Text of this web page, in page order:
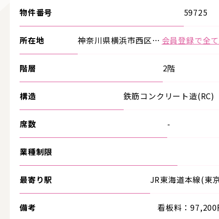
物件番号 59725
所在地 神奈川県横浜市西区… 会員登録で全
階層 2階
構造 鉄筋コンクリート造(RC)
席数 -
業種制限
最寄り駅 JR東海道本線(東
備考 看板料：